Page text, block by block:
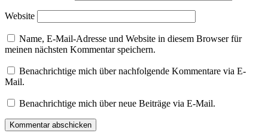
Website
Name, E-Mail-Adresse und Website in diesem Browser für
meinen nächsten Kommentar speichern.
Benachrichtige mich über nachfolgende Kommentare via E-
Mail.
Benachrichtige mich über neue Beiträge via E-Mail.
Kommentar abschicken